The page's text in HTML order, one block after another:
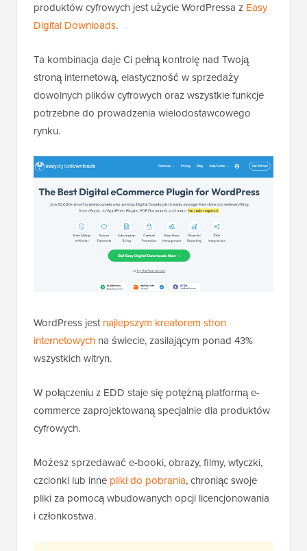
produktów cyfrowych jest użycie WordPressa z Easy
Digital Downloads.
Ta kombinacja daje Ci pełną kontrolę nad Twoją
stroną internetową, elastyczność w sprzedaży
dowolnych plików cyfrowych oraz wszystkie funkcje
potrzebne do prowadzenia wielodostawcowego
rynku.
WordPress jestnajlepszym kreatorem stron
internetowych na świecie, zasilającym ponad 43%
wszystkich witryn.
W połączeniu z EDD staje się potężną platformą e-
commerce zaprojektowaną specjalnie dla produktów
cyfrowych.
Możesz sprzedawać e-booki, obrazy, filmy, wtyczki,
czcionki lub inne pliki do pobrania, chroniąc swoje
pliki za pomocą wbudowanych opcji licencjonowania
i członkostwa.